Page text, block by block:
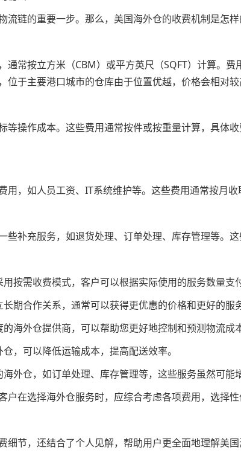
流链的重要一步。那么，美国海外仓的收费机制是怎
通常按立方米（CBM）或平方英尺（SQFT）计算。
于主要港口城市的仓库由于位置优越，价格会相对较
等操作成本。这些费用通常按件或按重量计算，具
用，如人员工资、IT系统维护等。这些费用通常按月
些补充服务，如退货处理、订单处理、库存管理等。
按需收费模式，客户可以根据实际使用的服务数量支
期合作关系，通常可以获得更优惠的价格和更好的服
海外仓提供商，可以帮助您更好地控制和预测物流成
，可以降低运输成本，提高配送效率。
外仓，如订单处理、库存管理等，这些服务虽然可能
户在选择海外仓服务时，应综合考虑各项费用，选择
细节，还结合了个人见解，帮助用户更全面地理解美